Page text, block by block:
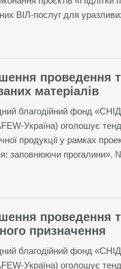
ВІЛ-послуг для
проведення
матеріалів
благодійний фонд
Україна) оголошує
продукції у рамках
заповнюючи прогалини».
проведення
призначення
благодійний фонд
Україна) оголошує